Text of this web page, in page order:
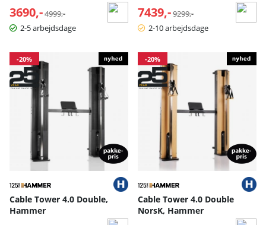
3690,- Normalpris:
4999,-
2-5 arbejdsdage
7439,- Normalpris:
9299,-
2-10 arbejdsdage
-20%
Cable Tower 4.0 Double,
Hammer
-20%
Cable Tower 4.0 Double
NorsK, Hammer